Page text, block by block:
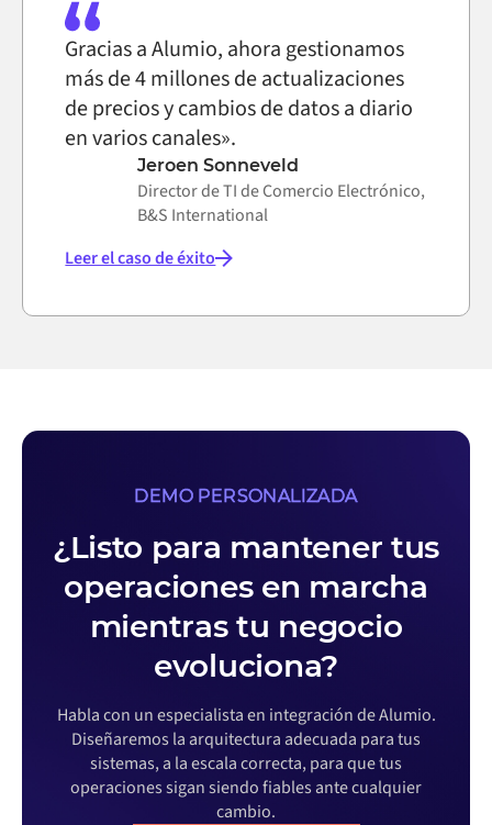
Gracias a Alumio, ahora gestionamos
más de 4 millones de actualizaciones
de precios y cambios de datos a diario
en varios canales».
Jeroen Sonneveld
Director de TI de Comercio Electrónico,
B&S International
Leer el caso de éxito
DEMO PERSONALIZADA
¿Listo para mantener tus
operaciones en marcha
mientras tu negocio
evoluciona?
Habla con un especialista en integración de Alumio.
Diseñaremos la arquitectura adecuada para tus
sistemas, a la escala correcta, para que tus
operaciones sigan siendo fiables ante cualquier
cambio.